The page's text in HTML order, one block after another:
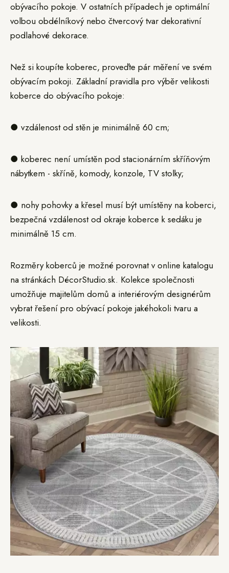
obývacího pokoje. V ostatních případech je optimální
volbou obdélníkový nebo čtvercový tvar dekorativní
podlahové dekorace.
Než si koupíte koberec, proveďte pár měření ve svém
obývacím pokoji. Základní pravidla pro výběr velikosti
koberce do obývacího pokoje:
● vzdálenost od stěn je minimálně 60 cm;
● koberec není umístěn pod stacionárním skříňovým
nábytkem - skříně, komody, konzole, TV stolky;
● nohy pohovky a křesel musí být umístěny na koberci,
bezpečná vzdálenost od okraje koberce k sedáku je
minimálně 15 cm.
Rozměry koberců je možné porovnat v online katalogu
na stránkách DécorStudio.sk. Kolekce společnosti
umožňuje majitelům domů a interiérovým designérům
vybrat řešení pro obývací pokoje jakéhokoli tvaru a
velikosti.